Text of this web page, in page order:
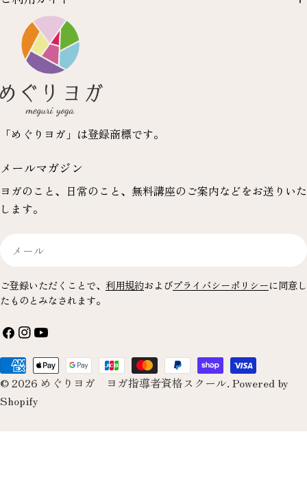
メールマガジン
ヨガのこと、日常のこと、無料講座のご案内などをお送りいた
します。
ル
ご登録いただくことで、 利用規約およびプライバシーポリシーに同意し
たものとみなされます。
「めぐりヨガ」は登録商標です。
フ
イ
ス
ブ
イ
ス
タ
グ
YouTube
© 2026 めぐりヨガ ヨガ指導者資格スクール. Powered by
Shopify
支
払